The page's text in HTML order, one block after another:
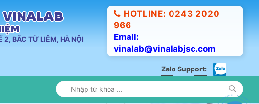
VINALAB
2, BẮC TỪ LIÊM, HÀ NỘI
HOTLINE: 0243 2020
966
Email:
vinalab@vinalabjsc.com
Zalo Support: